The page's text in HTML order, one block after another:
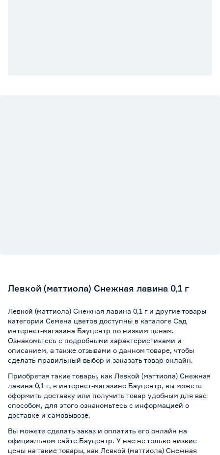
Левкой (маттиола) Снежная лавина 0,1 г
Левкой (маттиола) Снежная лавина 0,1 г и другие товары
категории Семена цветов доступны в каталоге Сад
интернет-магазина Бауцентр по низким ценам.
Ознакомьтесь с подробными характеристиками и
описанием, а также отзывами о данном товаре, чтобы
сделать правильный выбор и заказать товар онлайн.
Приобретая такие товары, как Левкой (маттиола) Снежная
лавина 0,1 г, в интернет-магазине Бауцентр, вы можете
оформить доставку или получить товар удобным для вас
способом, для этого ознакомьтесь с информацией о
доставке и самовывозе.
Вы можете сделать заказ и оплатить его онлайн на
официальном сайте Бауцентр. У нас не только низкие
цены на такие товары, как Левкой (маттиола) Снежная